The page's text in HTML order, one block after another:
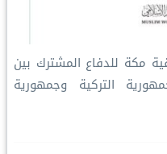
مكة للدفاع المشترك بين
التركية وجمهورية